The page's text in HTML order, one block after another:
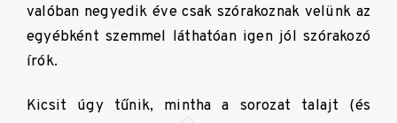
valóban negyedik éve csak szórakoznak velünk az
egyébként szemmel láthatóan igen jól szórakozó
írók.
Kicsit úgy tűnik, mintha a sorozat talajt (és